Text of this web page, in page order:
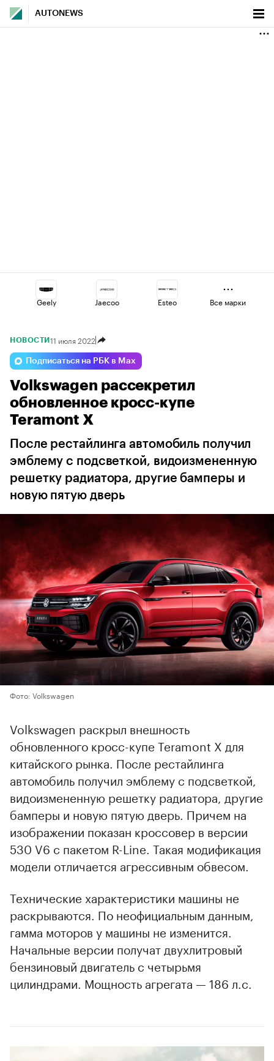
AUTONEWS
Geely Jaecoo Esteo
Omoda Voyah
Haval Volga Changan
Все марки
НОВОСТИ 11 июля 2022
Подписаться на РБК в Max
Volkswagen рассекретил
обновленное кросс-купе
Teramont X
После рестайлинга автомобиль получил
эмблему с подсветкой, видоизмененную
решетку радиатора, другие бамперы и
новую пятую дверь
Фото: Volkswagen
Volkswagen раскрыл внешность
обновленного кросс-купе Teramont X для
китайского рынка. После рестайлинга
автомобиль получил эмблему с подсветкой,
видоизмененную решетку радиатора, другие
бамперы и новую пятую дверь. Причем на
изображении показан кроссовер в версии
530 V6 с пакетом R-Line. Такая модификация
модели отличается агрессивным обвесом.
Технические характеристики машины не
раскрываются. По неофициальным данным,
гамма моторов у машины не изменится.
Начальные версии получат двухлитровый
бензиновый двигатель с четырьмя
цилиндрами. Мощность агрегата — 186 л.с.